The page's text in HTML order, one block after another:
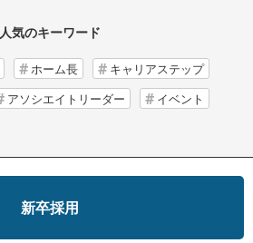
人気のキーワード
ホーム長
キャリアステップ
アソシエイトリーダー
イベント
新卒採用